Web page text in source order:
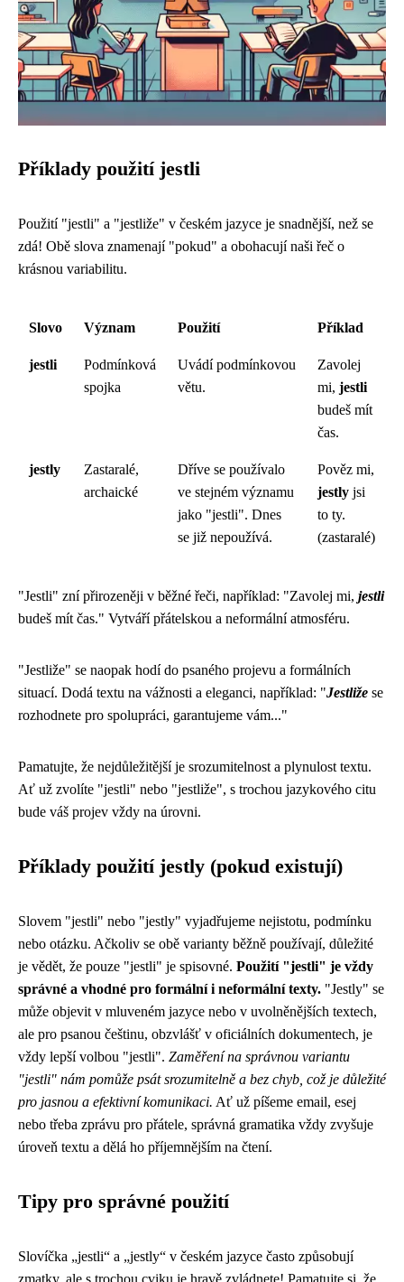
Příklady použití jestli
Použití "jestli" a "jestliže" v českém jazyce je snadnější, než se
zdá! Obě slova znamenají "pokud" a obohacují naši řeč o
krásnou variabilitu.
Slovo Význam Použití Příklad
jestli
Podmínková
spojka
Uvádí podmínkovou
větu.
Zavolej
mi, jestli
budeš mít
čas.
jestly
Zastaralé,
archaické
Dříve se používalo
ve stejném významu
jako "jestli". Dnes
se již nepoužívá.
Pověz mi,
jestly jsi
to ty.
(zastaralé)
"Jestli" zní přirozeněji v běžné řeči, například: "Zavolej mi, jestli
budeš mít čas." Vytváří přátelskou a neformální atmosféru.
"Jestliže" se naopak hodí do psaného projevu a formálních
situací. Dodá textu na vážnosti a eleganci, například: "Jestliže se
rozhodnete pro spolupráci, garantujeme vám..."
Pamatujte, že nejdůležitější je srozumitelnost a plynulost textu.
Ať už zvolíte "jestli" nebo "jestliže", s trochou jazykového citu
bude váš projev vždy na úrovni.
Příklady použití jestly (pokud existují)
Slovem "jestli" nebo "jestly" vyjadřujeme nejistotu, podmínku
nebo otázku. Ačkoliv se obě varianty běžně používají, důležité
je vědět, že pouze "jestli" je spisovné. Použití "jestli" je vždy
správné a vhodné pro formální i neformální texty. "Jestly" se
může objevit v mluveném jazyce nebo v uvolněnějších textech,
ale pro psanou češtinu, obzvlášť v oficiálních dokumentech, je
vždy lepší volbou "jestli". Zaměření na správnou variantu
"jestli" nám pomůže psát srozumitelně a bez chyb, což je důležité
pro jasnou a efektivní komunikaci. Ať už píšeme email, esej
nebo třeba zprávu pro přátele, správná gramatika vždy zvyšuje
úroveň textu a dělá ho příjemnějším na čtení.
Tipy pro správné použití
Slovíčka „jestli“ a „jestly“ v českém jazyce často způsobují
zmatky, ale s trochou cviku je hravě zvládnete! Pamatujte si, že